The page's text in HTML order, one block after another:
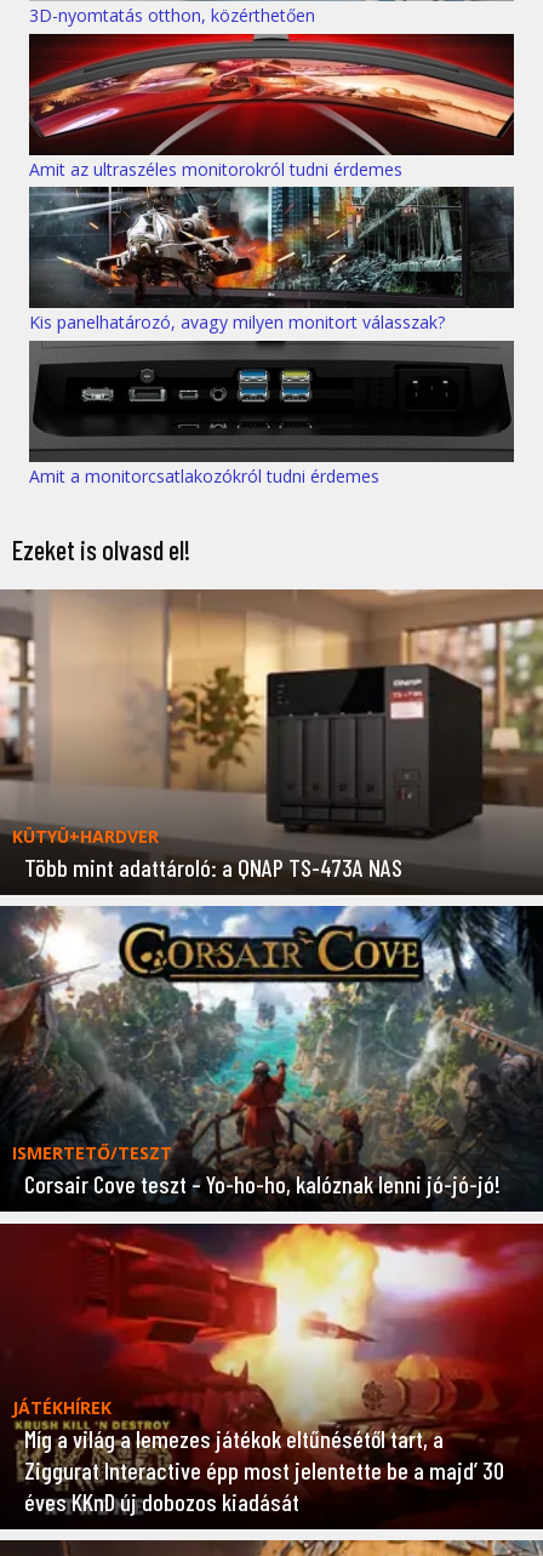
3D-nyomtatás otthon, közérthetően
Amit az ultraszéles monitorokról tudni érdemes
Kis panelhatározó, avagy milyen monitort válasszak?
Amit a monitorcsatlakozókról tudni érdemes
Ezeket is olvasd el!
KÜTYÜ+HARDVER
Több mint adattároló: a QNAP TS-473A NAS
ISMERTETŐ/TESZT
Corsair Cove teszt – Yo-ho-ho, kalóznak lenni jó-jó-jó!
JÁTÉKHÍREK
Míg a világ a lemezes játékok eltűnésétől tart, a
Ziggurat Interactive épp most jelentette be a majd’ 30
éves KKnD új dobozos kiadását